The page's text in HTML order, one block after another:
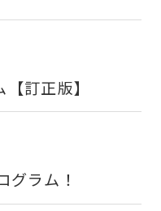
訂正版】
グラム！